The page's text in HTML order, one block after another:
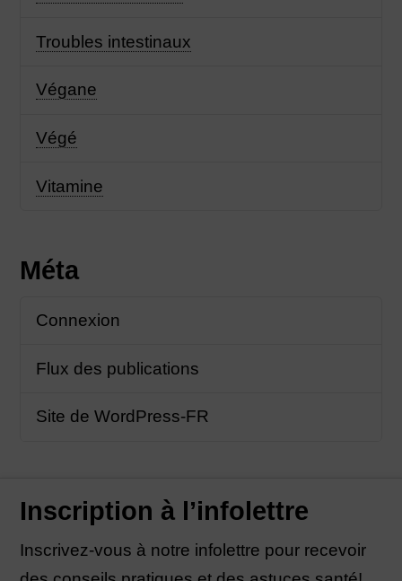
Troubles intestinaux
Végane
Végé
Vitamine
Méta
Connexion
Flux des publications
Site de WordPress-FR
Inscription à l’infolettre
Inscrivez-vous à notre infolettre pour recevoir